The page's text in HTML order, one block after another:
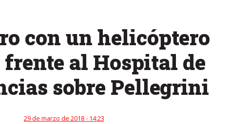
con un helicóptero
al Hospital de
sobre Pellegrini
29 de marzo de 2018 - 14:23